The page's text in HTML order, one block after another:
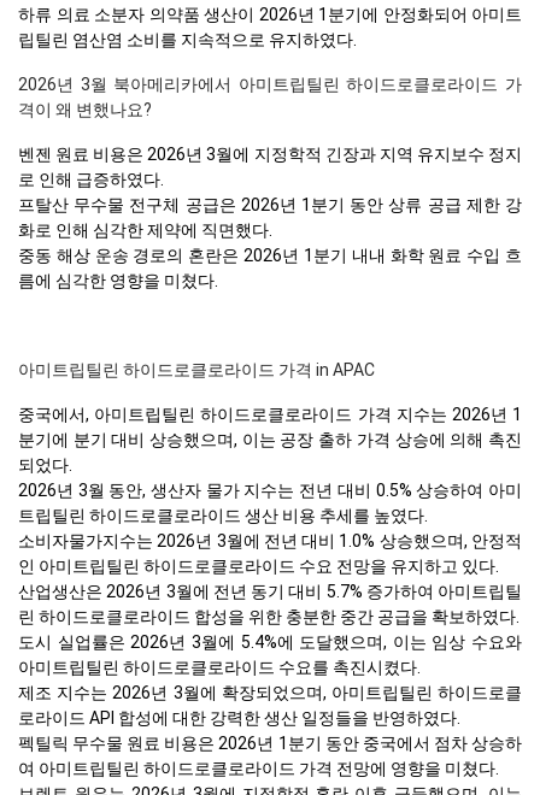
하류 의료 소분자 의약품 생산이 2026년 1분기에 안정화되어 아미트
립틸린 염산염 소비를 지속적으로 유지하였다.
2026년 3월 북아메리카에서 아미트립틸린 하이드로클로라이드 가
격이 왜 변했나요?
벤젠 원료 비용은 2026년 3월에 지정학적 긴장과 지역 유지보수 정지
로 인해 급증하였다.
프탈산 무수물 전구체 공급은 2026년 1분기 동안 상류 공급 제한 강
화로 인해 심각한 제약에 직면했다.
중동 해상 운송 경로의 혼란은 2026년 1분기 내내 화학 원료 수입 흐
름에 심각한 영향을 미쳤다.
아미트립틸린 하이드로클로라이드 가격 in APAC
중국에서, 아미트립틸린 하이드로클로라이드 가격 지수는 2026년 1
분기에 분기 대비 상승했으며, 이는 공장 출하 가격 상승에 의해 촉진
되었다.
2026년 3월 동안, 생산자 물가 지수는 전년 대비 0.5% 상승하여 아미
트립틸린 하이드로클로라이드 생산 비용 추세를 높였다.
소비자물가지수는 2026년 3월에 전년 대비 1.0% 상승했으며, 안정적
인 아미트립틸린 하이드로클로라이드 수요 전망을 유지하고 있다.
산업생산은 2026년 3월에 전년 동기 대비 5.7% 증가하여 아미트립틸
린 하이드로클로라이드 합성을 위한 충분한 중간 공급을 확보하였다.
도시 실업률은 2026년 3월에 5.4%에 도달했으며, 이는 임상 수요와
아미트립틸린 하이드로클로라이드 수요를 촉진시켰다.
제조 지수는 2026년 3월에 확장되었으며, 아미트립틸린 하이드로클
로라이드 API 합성에 대한 강력한 생산 일정들을 반영하였다.
펙틸릭 무수물 원료 비용은 2026년 1분기 동안 중국에서 점차 상승하
여 아미트립틸린 하이드로클로라이드 가격 전망에 영향을 미쳤다.